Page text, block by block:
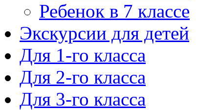
Ребенок в 7 классе
Экскурсии для детей
Для 1-го класса
Для 2-го класса
Для 3-го класса